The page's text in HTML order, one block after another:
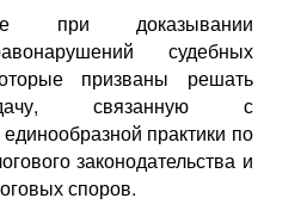
при доказывании
судебных
призваны решать
связанную с
практики по
законодательства и
споров.